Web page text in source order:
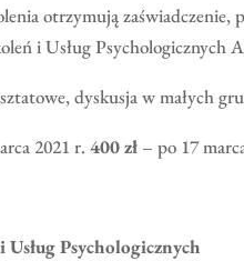
otrzymują
i Usług
dyskusja w małych
2021 r.400 zł – po 17
Psychologicznych